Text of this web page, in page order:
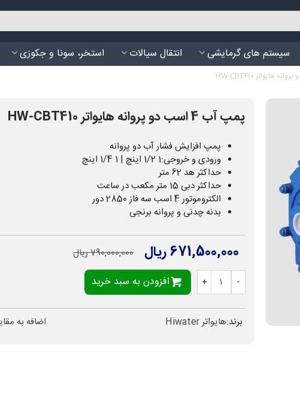
سیستم های گرمایشی انتقال سیالات استخر، سونا و جکوزی
پمپ آب 4 اسب دو پروانه هایواتر HW-CBT410
پمپ افزایش فشار آب دو پروانه
ورودی و خروجی:1 1/2 اینچ | 1 1/4 اینچ
حداکثر هد 62 متر
حداکثر دبی 15 متر مکعب در ساعت
الکتروموتور 4 اسب سه فاز 2850 دور
بدنه چدنی و پروانه برنجی
671,500,000 ریال 790,000,000 ریال
-
+ افزودن به سبد خرید
برند:هایواتر Hiwater اضافه به